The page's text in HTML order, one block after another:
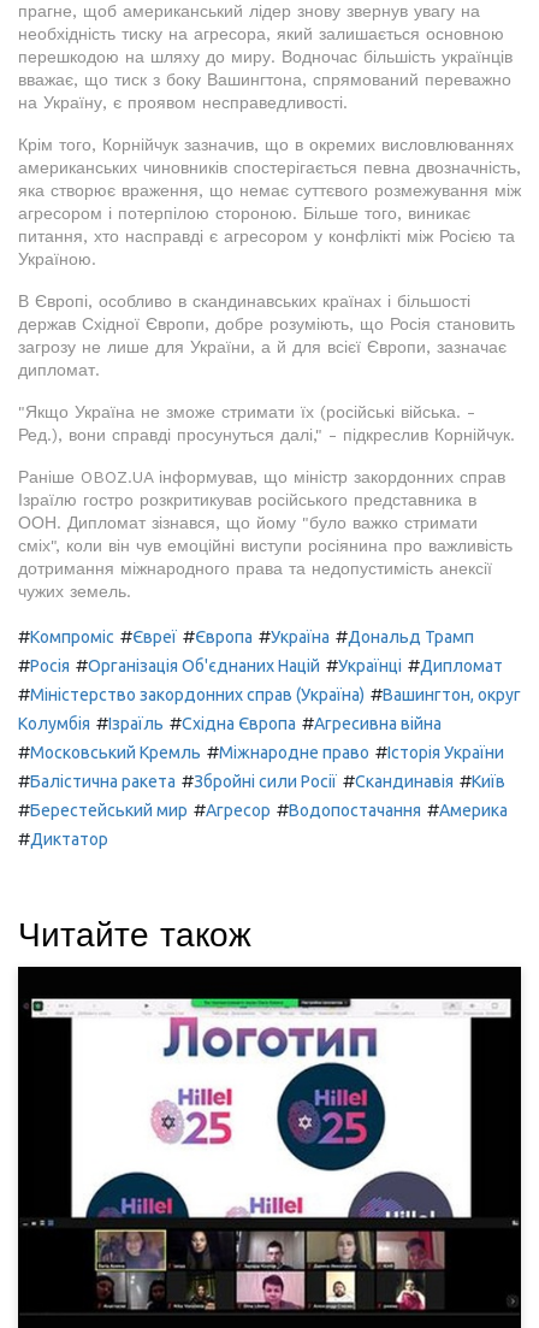
прагне, щоб американський лідер знову звернув увагу на
необхідність тиску на агресора, який залишається основною
перешкодою на шляху до миру. Водночас більшість українців
вважає, що тиск з боку Вашингтона, спрямований переважно
на Україну, є проявом несправедливості.
Крім того, Корнійчук зазначив, що в окремих висловлюваннях
американських чиновників спостерігається певна двозначність,
яка створює враження, що немає суттєвого розмежування між
агресором і потерпілою стороною. Більше того, виникає
питання, хто насправді є агресором у конфлікті між Росією та
Україною.
В Європі, особливо в скандинавських країнах і більшості
держав Східної Європи, добре розуміють, що Росія становить
загрозу не лише для України, а й для всієї Європи, зазначає
дипломат.
"Якщо Україна не зможе стримати їх (російські війська. -
Ред.), вони справді просунуться далі," - підкреслив Корнійчук.
Раніше OBOZ.UA інформував, що міністр закордонних справ
Ізраїлю гостро розкритикував російського представника в
ООН. Дипломат зізнався, що йому "було важко стримати
сміх", коли він чув емоційні виступи росіянина про важливість
дотримання міжнародного права та недопустимість анексії
чужих земель.
#Компроміс #Євреї #Європа #Україна #Дональд Трамп
#Росія #Організація Об'єднаних Націй #Українці #Дипломат
#Міністерство закордонних справ (Україна) #Вашингтон, округ
Колумбія #Ізраїль #Східна Європа #Агресивна війна
#Московський Кремль #Міжнародне право #Історія України
#Балістична ракета #Збройні сили Росії #Скандинавія #Київ
#Берестейський мир #Агресор #Водопостачання #Америка
#Диктатор
Читайте також